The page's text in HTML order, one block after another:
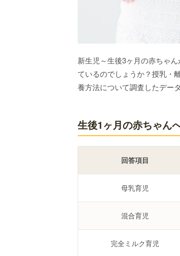
新生児～生後3ヶ月の赤ちゃ
ているのでしょうか？授乳・
養方法について調査したデー
生後1ヶ月の赤ちゃん
回答項目
母乳育児
混合育児
完全ミルク育児